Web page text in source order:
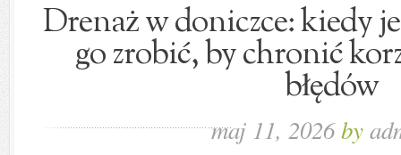
Drenaż w doniczce: kiedy
go zrobić, by chronić
błędów
maj 11, 2026by